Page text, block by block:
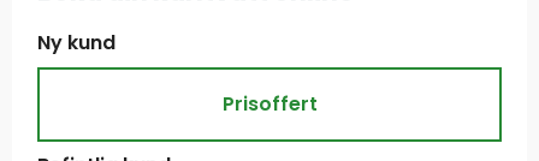
Prisoffert